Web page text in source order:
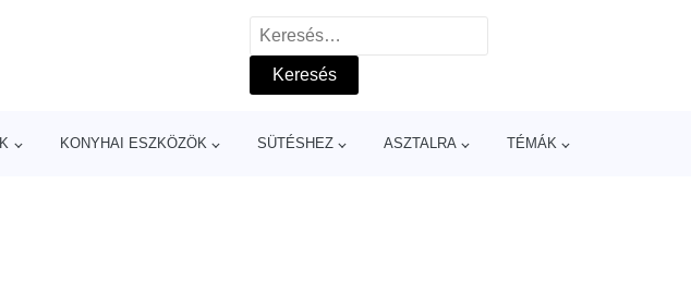
Keresés:
KONYHAI ESZKÖZÖK SÜTÉSHEZ ASZTALRA TÉMÁK